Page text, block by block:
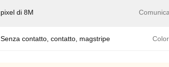
pixel di 8M
Senza contatto, contatto, magstripe